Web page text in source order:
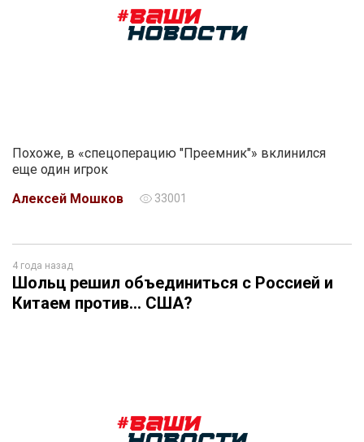
Похоже, в «спецоперацию "Преемник"» вклинился
еще один игрок
Алексей Мошков
33001
4 года назад
Шольц решил объединиться с Россией и
Китаем против… США?